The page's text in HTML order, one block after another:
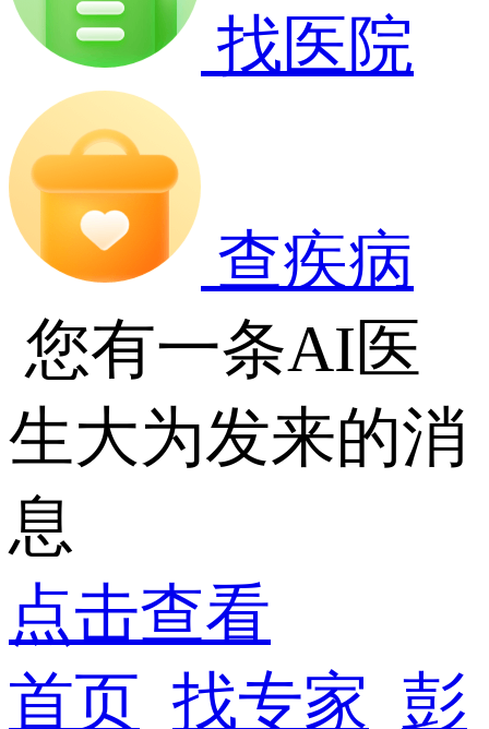
找医院
查疾病
您有一条AI医
生大为发来的消
息
点击查看
首页 找专家 彭